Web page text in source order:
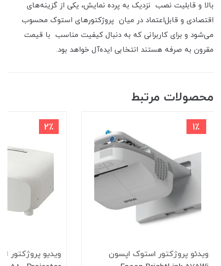
بالا و قابلیت نصب نزدیک به پرده نمایش، یکی از گزینه‌های
اقتصادی و قابل‌اعتماد در میان پروژکتورهای استوک محسوب
می‌شود و برای کاربرانی که به دنبال کیفیت مناسب با قیمت
مقرون‌ به‌ صرفه هستند انتخابی ایده‌آل خواهد بود.
محصولات مرتبط
1٪
ویدئو پروژکتور استوک اپسون
2٪
ویدیو پروژکتور